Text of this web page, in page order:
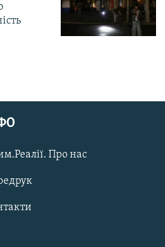
Про нас